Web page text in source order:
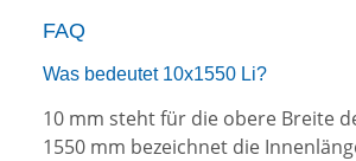
FAQ
Was bedeutet 10x1550 Li?
10 mm steht für die obere Breite
1550 mm bezeichnet die